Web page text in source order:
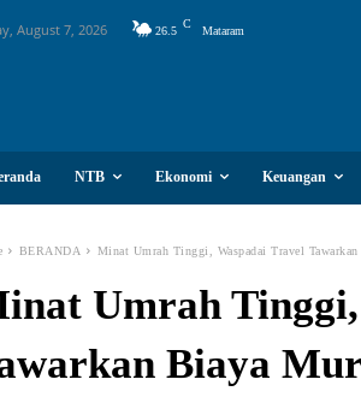
August 7, 2026 26.5
C
Mataram
NTB Ekonomi Keuangan
BERANDA Minat Umrah Tinggi, Waspadai Travel
Umrah
Biaya